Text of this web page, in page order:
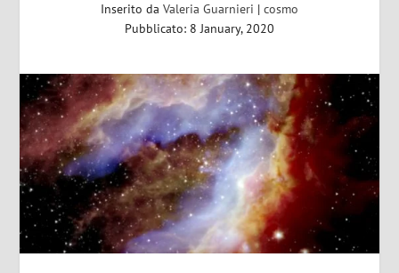
Inserito da Valeria Guarnieri | cosmo
Pubblicato: 8 January, 2020